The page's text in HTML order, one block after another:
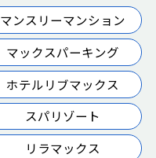
マンスリーマンション
マックスパーキング
ホテルリブマックス
スパリゾート
リラマックス